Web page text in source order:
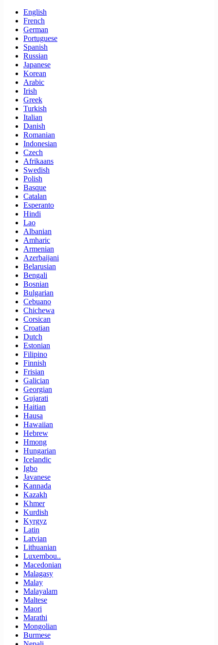
English
French
German
Portuguese
Spanish
Russian
Japanese
Korean
Arabic
Irish
Greek
Turkish
Italian
Danish
Romanian
Indonesian
Czech
Afrikaans
Swedish
Polish
Basque
Catalan
Esperanto
Hindi
Lao
Albanian
Amharic
Armenian
Azerbaijani
Belarusian
Bengali
Bosnian
Bulgarian
Cebuano
Chichewa
Corsican
Croatian
Dutch
Estonian
Filipino
Finnish
Frisian
Galician
Georgian
Gujarati
Haitian
Hausa
Hawaiian
Hebrew
Hmong
Hungarian
Icelandic
Igbo
Javanese
Kannada
Kazakh
Khmer
Kurdish
Kyrgyz
Latin
Latvian
Lithuanian
Luxembou..
Macedonian
Malagasy
Malay
Malayalam
Maltese
Maori
Marathi
Mongolian
Burmese